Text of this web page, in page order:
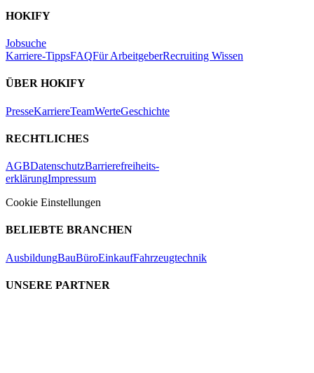
HOKIFY
Jobsuche
Karriere-TippsFAQFür ArbeitgeberRecruiting Wissen
ÜBER HOKIFY
PresseKarriereTeamWerteGeschichte
RECHTLICHES
AGBDatenschutzBarrierefreiheits-
erklärungImpressum
Cookie Einstellungen
BELIEBTE BRANCHEN
AusbildungBauBüroEinkaufFahrzeugtechnik
UNSERE PARTNER